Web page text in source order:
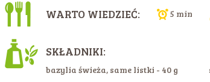
WARTO WIEDZIEĆ: 5 min
SKŁADNIKI:
bazylia świeża, same listki - 40 g